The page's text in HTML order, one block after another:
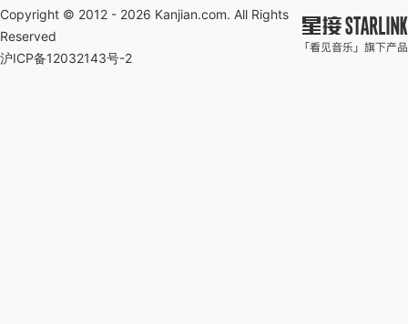
Copyright © 2012 - 2026 Kanjian.com. All Rights
Reserved
沪ICP备12032143号-2